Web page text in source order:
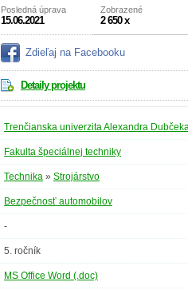
Posledná úprava
15.06.2021
Zobrazené
2 650 x
Zdieľaj na Facebooku
Detaily projektu
Trenčianska univerzita Alexandra
Fakulta špeciálnej techniky
Technika » Strojárstvo
Bezpečnosť automobilov
-
5. ročník
MS Office Word (.doc)